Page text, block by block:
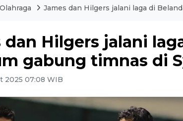
Olahraga James dan Hilgers jalani laga di
dan Hilgers jalani
gabung timnas di
2025 07:08 WIB